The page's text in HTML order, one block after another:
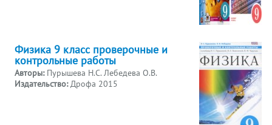
Физика 9 класс проверочные и
контрольные работы
Авторы: Пурышева Н.С. Лебедева О.В.
Издательство:Дрофа 2015